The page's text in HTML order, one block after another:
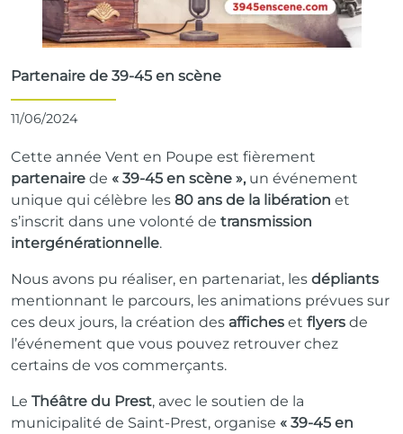
Partenaire de 39-45 en scène
11/06/2024
Cette année Vent en Poupe est fièrement
partenaire de « 39-45 en scène », un événement
unique qui célèbre les 80 ans de la libération et
s’inscrit dans une volonté de transmission
intergénérationnelle.
Nous avons pu réaliser, en partenariat, les dépliants
mentionnant le parcours, les animations prévues sur
ces deux jours, la création des affiches et flyers de
l’événement que vous pouvez retrouver chez
certains de vos commerçants.
Le Théâtre du Prest, avec le soutien de la
municipalité de Saint-Prest, organise « 39-45 en